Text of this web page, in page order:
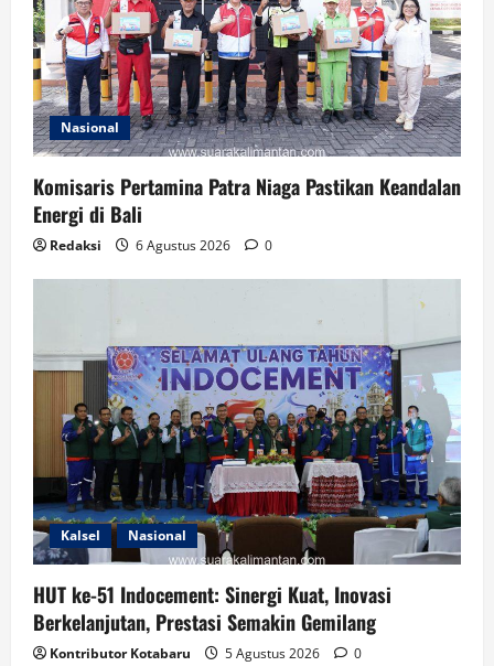
Nasional
Komisaris Pertamina Patra Niaga Pastikan Keandalan
Energi di Bali
Redaksi 6 Agustus 2026 0
Kalsel Nasional
HUT ke-51 Indocement: Sinergi Kuat, Inovasi
Berkelanjutan, Prestasi Semakin Gemilang
Kontributor Kotabaru 5 Agustus 2026 0